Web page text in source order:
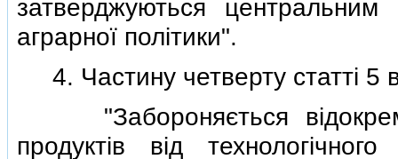
затверджуються
аграрної полiтики".
4. Частину четверту статтi 5
"Забороняється
продуктiв вiд